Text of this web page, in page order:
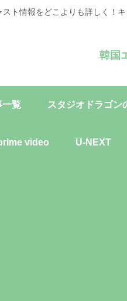
ト情報をどこよりも詳しく！
韓国
一覧 スタジオドラゴン
video U-NEXT